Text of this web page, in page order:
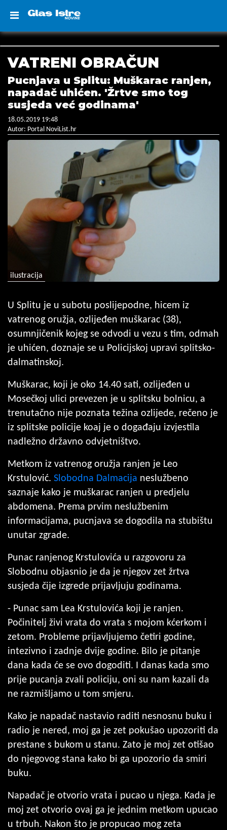
VATRENI OBRAČUN
Pucnjava u Splitu: Muškarac ranjen,
napadač uhićen. 'Žrtve smo tog
susjeda već godinama'
18.05.2019 19:48
Autor: Portal NoviList.hr
ilustracija
U Splitu je u subotu poslijepodne, hicem iz
vatrenog oružja, ozlijeđen muškarac (38),
osumnjičenik kojeg se odvodi u vezu s tim, odmah
je uhićen, doznaje se u Policijskoj upravi splitsko-
dalmatinskoj.
Muškarac, koji je oko 14.40 sati, ozlijeđen u
Mosečkoj ulici prevezen je u splitsku bolnicu, a
trenutačno nije poznata težina ozlijede, rečeno je
iz splitske policije koaj je o događaju izvjestila
nadležno državno odvjetništvo.
Metkom iz vatrenog oružja ranjen je Leo
Krstulović. Slobodna Dalmacija neslužbeno
saznaje kako je muškarac ranjen u predjelu
abdomena. Prema prvim neslužbenim
informacijama, pucnjava se dogodila na stubištu
unutar zgrade.
Punac ranjenog Krstulovića u razgovoru za
Slobodnu objasnio je da je njegov zet žrtva
susjeda čije izgrede prijavljuju godinama.
- Punac sam Lea Krstulovića koji je ranjen.
Počinitelj živi vrata do vrata s mojom kćerkom i
zetom. Probleme prijavljujemo četiri godine,
intezivno i zadnje dvije godine. Bilo je pitanje
dana kada će se ovo dogoditi. I danas kada smo
prije pucanja zvali policiju, oni su nam kazali da
ne razmišljamo u tom smjeru.
Kako je napadač nastavio raditi nesnosnu buku i
radio je nered, moj ga je zet pokušao upozoriti da
prestane s bukom u stanu. Zato je moj zet otišao
do njegovog stana kako bi ga upozorio da smiri
buku.
Napadač je otvorio vrata i pucao u njega. Kada je
moj zet otvorio ovaj ga je jednim metkom upucao
u trbuh. Nakon što je propucao mog zeta